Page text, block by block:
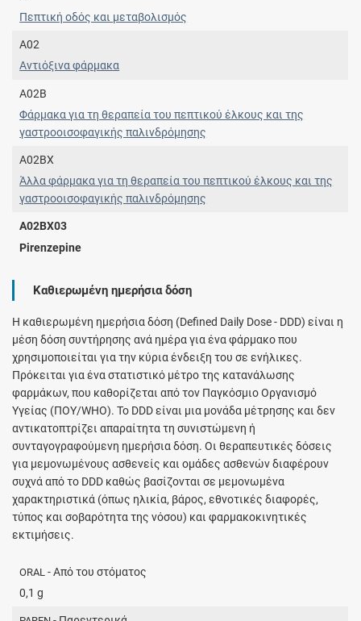
Πεπτική οδός και μεταβολισμός
A02
Αντιόξινα φάρμακα
A02B
Φάρμακα για τη θεραπεία του πεπτικού έλκους και της
γαστροοισοφαγικής παλινδρόμησης
A02BX
Άλλα φάρμακα για τη θεραπεία του πεπτικού έλκους και της
γαστροοισοφαγικής παλινδρόμησης
A02BX03
Pirenzepine
Καθιερωμένη ημερήσια δόση
H καθιερωμένη ημερήσια δόση (Defined Daily Dose - DDD) είναι η
μέση δόση συντήρησης ανά ημέρα για ένα φάρμακο που
χρησιμοποιείται για την κύρια ένδειξη του σε ενήλικες.
Πρόκειται για ένα στατιστικό μέτρο της κατανάλωσης
φαρμάκων, που καθορίζεται από τον Παγκόσμιο Οργανισμό
Υγείας (ΠΟΥ/WHO). Το DDD είναι μια μονάδα μέτρησης και δεν
αντικατοπτρίζει απαραίτητα τη συνιστώμενη ή
συνταγογραφούμενη ημερήσια δόση. Οι θεραπευτικές δόσεις
για μεμονωμένους ασθενείς και ομάδες ασθενών διαφέρουν
συχνά από το DDD καθώς βασίζονται σε μεμονωμένα
χαρακτηριστικά (όπως ηλικία, βάρος, εθνοτικές διαφορές,
τύπος και σοβαρότητα της νόσου) και φαρμακοκινητικές
εκτιμήσεις.
ORAL - Από του στόματος
0,1 g